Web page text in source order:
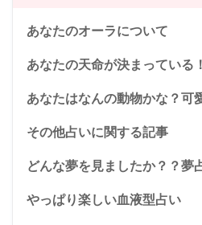
あなたのオーラについて
あなたの天命が決まっている
あなたはなんの動物かな？可
その他占いに関する記事
どんな夢を見ましたか？？夢
やっぱり楽しい血液型占い